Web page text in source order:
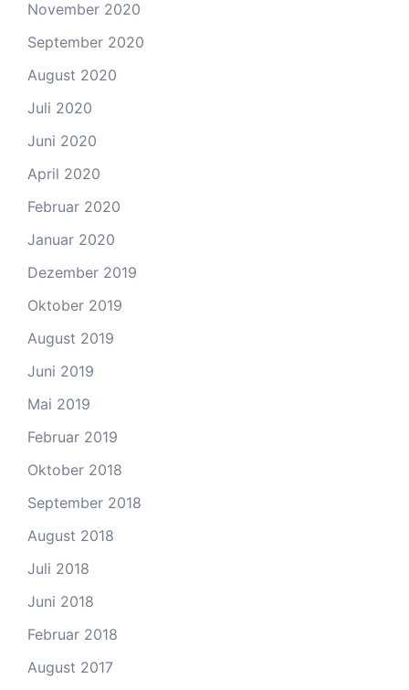
November 2020
September 2020
August 2020
Juli 2020
Juni 2020
April 2020
Februar 2020
Januar 2020
Dezember 2019
Oktober 2019
August 2019
Juni 2019
Mai 2019
Februar 2019
Oktober 2018
September 2018
August 2018
Juli 2018
Juni 2018
Februar 2018
August 2017